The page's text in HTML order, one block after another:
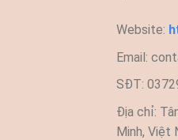
Website:
Email:
SĐT:
Địa chỉ:
Minh, Việt